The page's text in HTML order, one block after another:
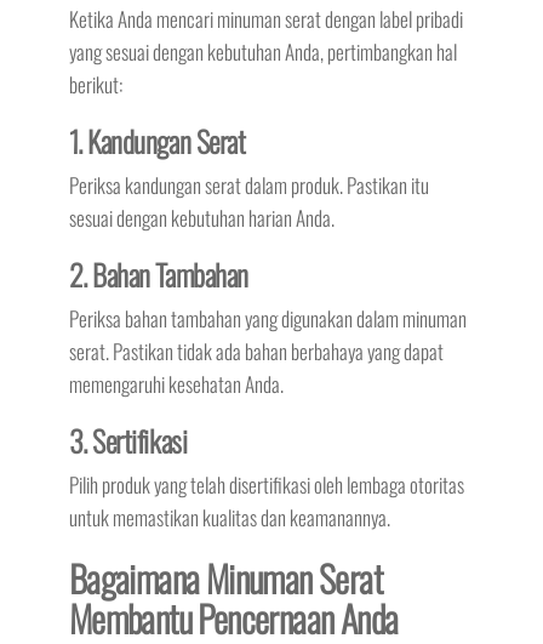
Ketika Anda mencari minuman serat dengan label pribadi
yang sesuai dengan kebutuhan Anda, pertimbangkan hal
berikut:
1. Kandungan Serat
Periksa kandungan serat dalam produk. Pastikan itu
sesuai dengan kebutuhan harian Anda.
2. Bahan Tambahan
Periksa bahan tambahan yang digunakan dalam minuman
serat. Pastikan tidak ada bahan berbahaya yang dapat
memengaruhi kesehatan Anda.
3. Sertifikasi
Pilih produk yang telah disertifikasi oleh lembaga otoritas
untuk memastikan kualitas dan keamanannya.
Bagaimana Minuman Serat
Membantu Pencernaan Anda